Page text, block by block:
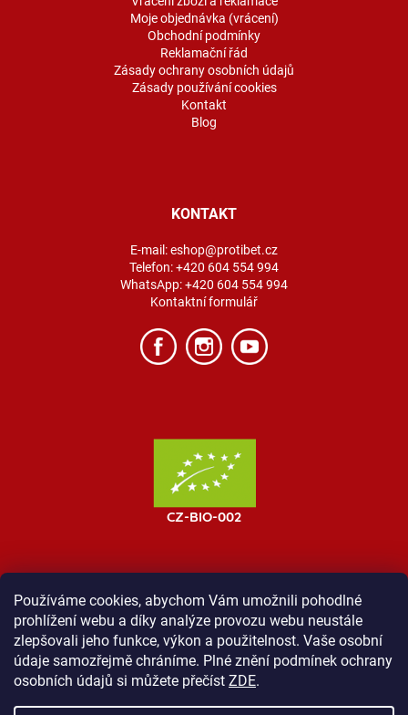
Používáme cookies, abychom Vám umožnili pohodlné
prohlížení webu a díky analýze provozu webu neustále
zlepšovali jeho funkce, výkon a použitelnost. Vaše osobní
údaje samozřejmě chráníme. Plné znění podmínek ochrany
osobních údajů si můžete přečíst ZDE.
Moje objednávka (vrácení)
Obchodní podmínky
Reklamační řád
Zásady ochrany osobních údajů
Zásady používání cookies
Kontakt
Blog
KONTAKT
E-mail:eshop@protibet.cz
Telefon:+420 604 554 994
WhatsApp:+420 604 554 994
Kontaktní formulář
MOST ProTibet Vše o nákupu
Obchodní podmínky
Zásady ochrany osobních údajů
Kontakt